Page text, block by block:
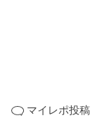
マイレポ投稿